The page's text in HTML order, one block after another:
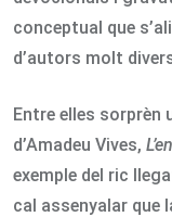
conceptual que
d’autors molt
Entre elles sorprèn
d’Amadeu Vives,
exemple del ric
cal assenyalar que